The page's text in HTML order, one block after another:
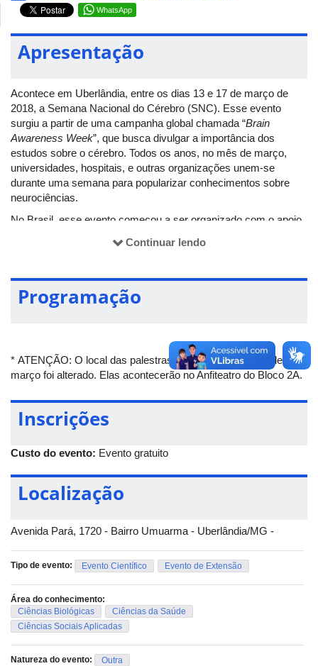
WhatsApp
Apresentação
Acontece em Uberlândia, entre os dias 13 e 17 de março de
2018, a Semana Nacional do Cérebro (SNC). Esse evento
surgiu a partir de uma campanha global chamada “Brain
Awareness Week”, que busca divulgar a importância dos
estudos sobre o cérebro. Todos os anos, no mês de março,
universidades, hospitais, e outras organizações unem-se
durante uma semana para popularizar conhecimentos sobre
neurociências.
No Brasil, esse evento começou a ser organizado com o apoio
(SBNeC) a partir de 2012. Em Uberlândia, algumas atividades
ano à partir de esforços de professores da UFU e Universidade
de São Paulo (USP), .
gratuitas e abertas a todo o público. Para mais informações,
basta acessar a página daSemana Nacional do Cérebro -
Uberlândiaou contactar o e-mail:
Continuar lendo
Programação
* ATENÇÃO: O local das palestras dos dias 13, 14 e 15 de
março foi alterado. Elas acontecerão no Anfiteatro do Bloco 2A.
Inscrições
Custo do evento: Evento gratuito
Localização
Avenida Pará, 1720 - Bairro Umuarma - Uberlândia/MG -
Tipo de evento: Evento Científico Evento de Extensão
Área do conhecimento:
Ciências Biológicas
Ciências da Saúde
Ciências Sociais Aplicadas
Natureza do evento: Outra